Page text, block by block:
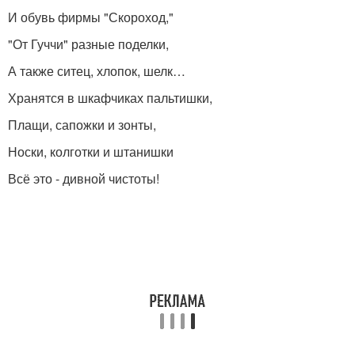
И обувь фирмы "Скороход,"
"От Гуччи" разные поделки,
А также ситец, хлопок, шелк…
Хранятся в шкафчиках пальтишки,
Плащи, сапожки и зонты,
Носки, колготки и штанишки
Всё это - дивной чистоты!